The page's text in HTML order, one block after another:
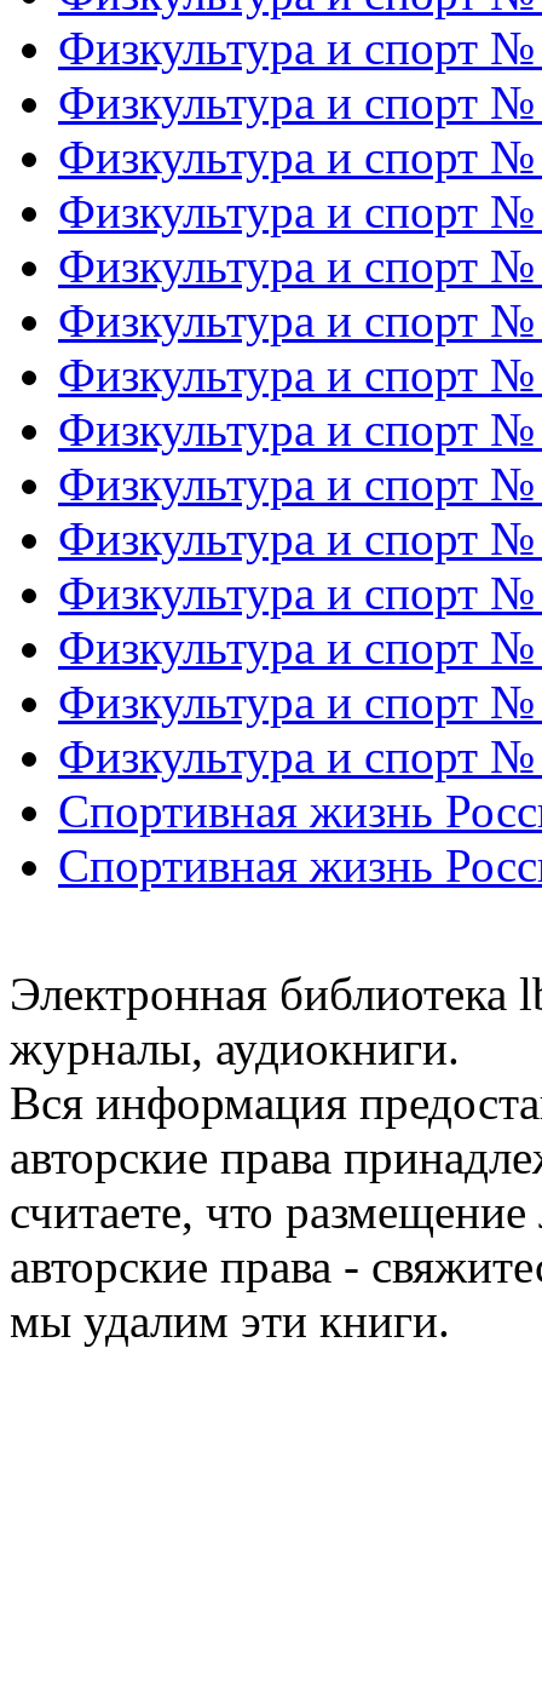
Физкультура и спорт
Физкультура и спорт
Физкультура и спорт
Физкультура и спорт
Физкультура и спорт
Физкультура и спорт
Физкультура и спорт
Физкультура и спорт
Физкультура и спорт
Физкультура и спорт
Физкультура и спорт
Физкультура и спорт
Физкультура и спорт
Физкультура и спорт
Спортивная жизнь
Спортивная жизнь
Электронная библиотека
журналы, аудиокниги.
Вся информация
авторские права
считаете, что
авторские права -
мы удалим эти книги.